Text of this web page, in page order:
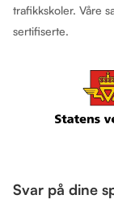
trafikkskoler. Våre
sertifiserte.
Svar på dine